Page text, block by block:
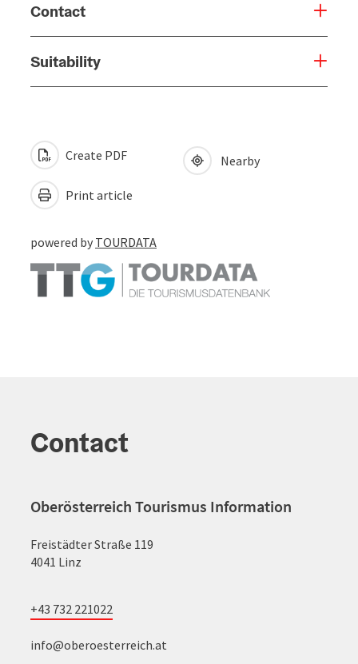
Contact
Suitability
Create PDF
Print article
Nearby
powered by TOURDATA
Contact
Oberösterreich Tourismus Information
Freistädter Straße 119
4041 Linz
+43 732 221022
info@oberoesterreich.at